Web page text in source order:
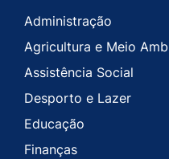
Administração
Agricultura e Meio
Assistência Social
Desporto e Lazer
Educação
Finanças